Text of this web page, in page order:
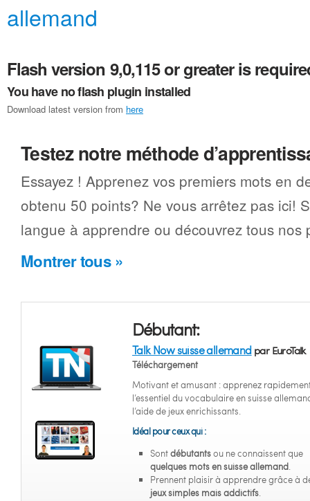
allemand
Flash version 9,0,115 or greater is
You have no flash plugin installed
Download latest version from here
Testez notre méthode
Essayez ! Apprenez vos premiers mots en
obtenu 50 points? Ne vous arrêtez pas ici!
langue à apprendre ou découvrez tous nos
Montrer tous »
Débutant:
Talk Now suisse allemand par EuroTalk
Téléchargement
Motivant et amusant : apprenez
l’essentiel du vocabulaire en suisse
l’aide de jeux enrichissants.
Idéal pour ceux qui :
Sontdébutantsou ne connaissent que
quelques mots en suisse allemand.
Prennent plaisir à apprendre grâce à
jeux simples mais addictifs.